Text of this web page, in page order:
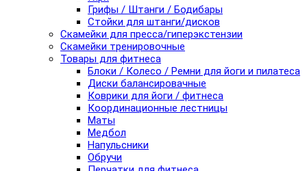
Грифы / Штанги / Бодибары
Стойки для штанги/дисков
Скамейки для пресса/гиперэкстензии
Скамейки тренировочные
Товары для фитнеса
Блоки / Колесо / Ремни для йоги и пилатеса
Диски балансировачные
Коврики для йоги / фитнеса
Координационные лестницы
Маты
Медбол
Напульсники
Обручи